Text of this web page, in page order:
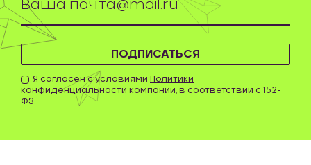
ПОДПИСАТЬСЯ
Я согласен с условиями Политики
конфиденциальности компании, в соответствии с 152-
ФЗ